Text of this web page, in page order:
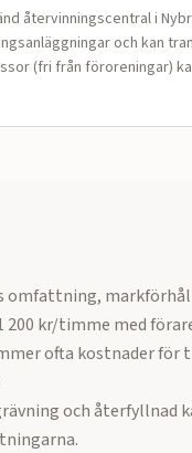
återvinningscentral i
och kan
(fri från föroreningar)
omfattning,
kr/timme med
ofta kostnader för
och återfyllnad